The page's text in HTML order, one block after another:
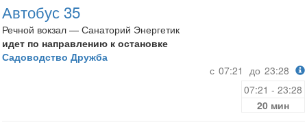
Автобус 35
Речной вокзал — Санаторий Энергетик
идет по направлению к остановке
Садоводство Дружба
с 07:21 до 23:28
07:21 - 23:28
20 мин